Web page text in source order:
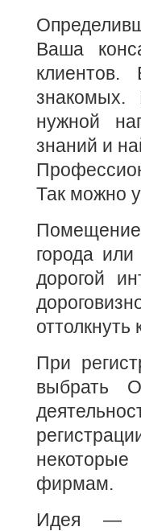
Ваша
знакомых.
нужной
знаний и
Так можно
города
дорогой
При
выбрать
фирмам.
Идея —